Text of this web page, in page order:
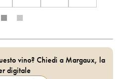
vino? Chiedi a Margaux, la
digitale